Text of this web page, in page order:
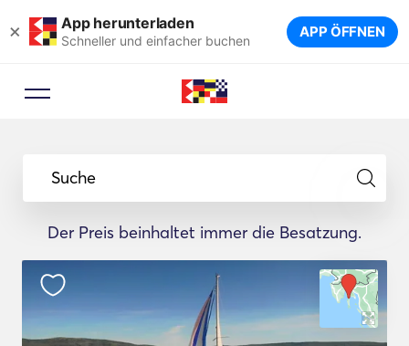
× App herunterladen
Schneller und einfacher buchen APP ÖFFNEN
Suche
Der Preis beinhaltet immer die Besatzung.